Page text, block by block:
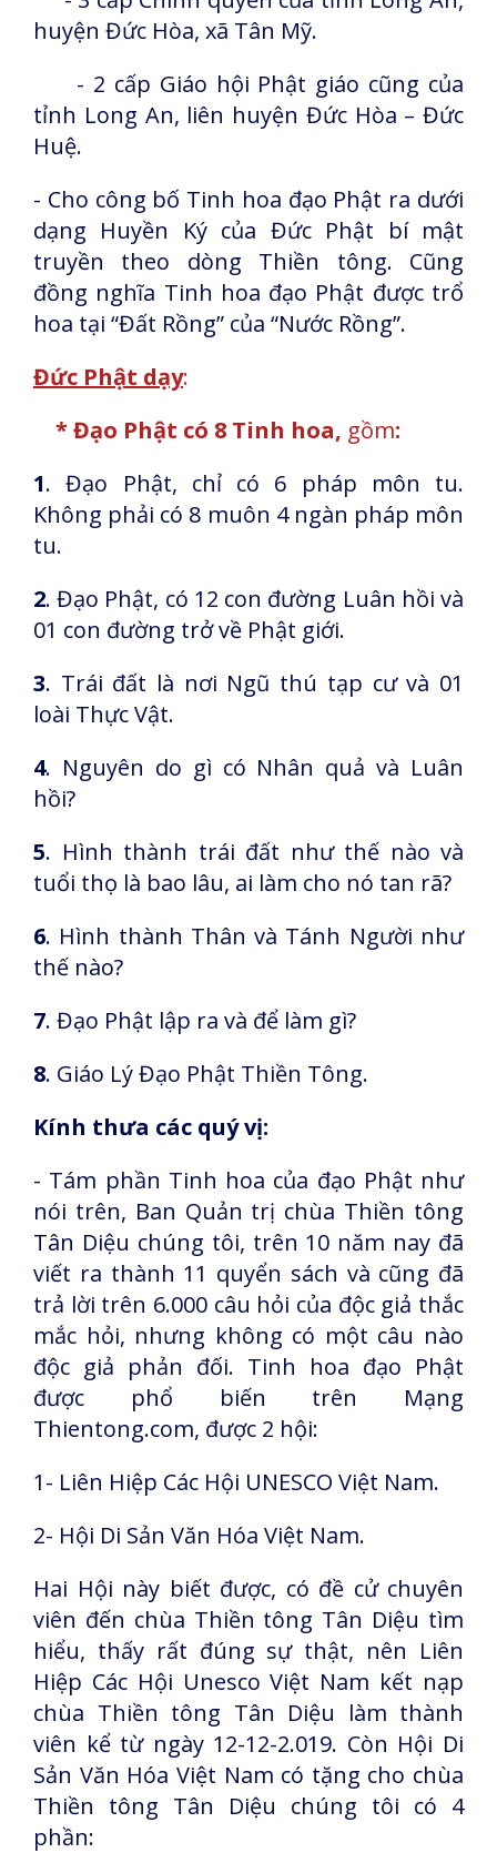
huyện Đức Hòa, xã Tân Mỹ.
- 2 cấp Giáo hội Phật giáo cũng của
tỉnh Long An, liên huyện Đức Hòa – Đức
Huệ.
- Cho công bố Tinh hoa đạo Phật ra dưới
dạng Huyền Ký của Đức Phật bí mật
truyền theo dòng Thiền tông. Cũng
đồng nghĩa Tinh hoa đạo Phật được trổ
hoa tại “Đất Rồng” của “Nước Rồng”.
Đức Phật dạy:
* Đạo Phật có 8 Tinh hoa, gồm:
1. Đạo Phật, chỉ có 6 pháp môn tu.
Không phải có 8 muôn 4 ngàn pháp môn
tu.
2. Đạo Phật, có 12 con đường Luân hồi và
01 con đường trở về Phật giới.
3. Trái đất là nơi Ngũ thú tạp cư và 01
loài Thực Vật.
4. Nguyên do gì có Nhân quả và Luân
hồi?
5. Hình thành trái đất như thế nào và
tuổi thọ là bao lâu, ai làm cho nó tan rã?
6. Hình thành Thân và Tánh Người như
thế nào?
7. Đạo Phật lập ra và để làm gì?
8. Giáo Lý Đạo Phật Thiền Tông.
Kính thưa các quý vị:
- Tám phần Tinh hoa của đạo Phật như
nói trên, Ban Quản trị chùa Thiền tông
Tân Diệu chúng tôi, trên 10 năm nay đã
viết ra thành 11 quyển sách và cũng đã
trả lời trên 6.000 câu hỏi của độc giả thắc
mắc hỏi, nhưng không có một câu nào
độc giả phản đối. Tinh hoa đạo Phật
được phổ biến trên Mạng
Thientong.com, được 2 hội:
1- Liên Hiệp Các Hội UNESCO Việt Nam.
2- Hội Di Sản Văn Hóa Việt Nam.
Hai Hội này biết được, có đề cử chuyên
viên đến chùa Thiền tông Tân Diệu tìm
hiểu, thấy rất đúng sự thật, nên Liên
Hiệp Các Hội Unesco Việt Nam kết nạp
chùa Thiền tông Tân Diệu làm thành
viên kể từ ngày 12-12-2.019. Còn Hội Di
Sản Văn Hóa Việt Nam có tặng cho chùa
Thiền tông Tân Diệu chúng tôi có 4
phần: